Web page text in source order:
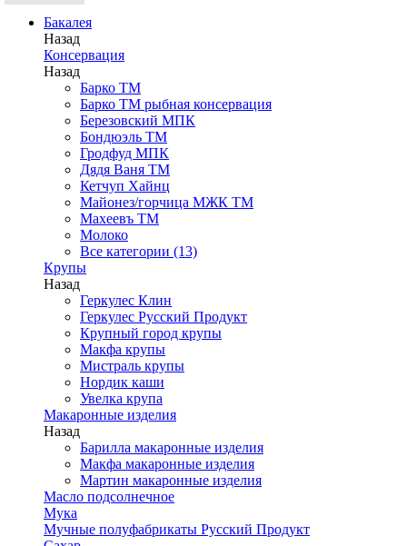
Бакалея
Назад
Консервация
Назад
Барко ТМ
Барко ТМ рыбная консервация
Березовский МПК
Бондюэль ТМ
Гродфуд МПК
Дядя Ваня ТМ
Кетчуп Хайнц
Майонез/горчица МЖК ТМ
Махеевъ ТМ
Молоко
Все категории (13)
Крупы
Назад
Геркулес Клин
Геркулес Русский Продукт
Крупный город крупы
Макфа крупы
Мистраль крупы
Нордик каши
Увелка крупа
Макаронные изделия
Назад
Барилла макаронные изделия
Макфа макаронные изделия
Мартин макаронные изделия
Масло подсолнечное
Мука
Мучные полуфабрикаты Русский Продукт